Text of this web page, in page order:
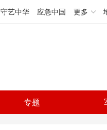
守艺中华 应急中国 更多
专题